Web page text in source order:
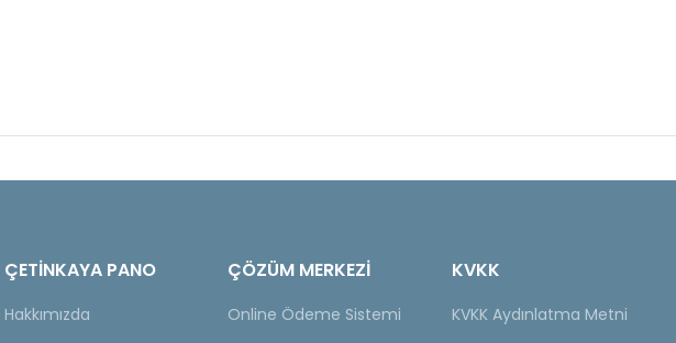
ÇETINKAYA PANO
Hakkımızda
ÇÖZÜM MERKEZİ
Online Ödeme Sistemi
KVKK
KVKK Aydınlatma Metni